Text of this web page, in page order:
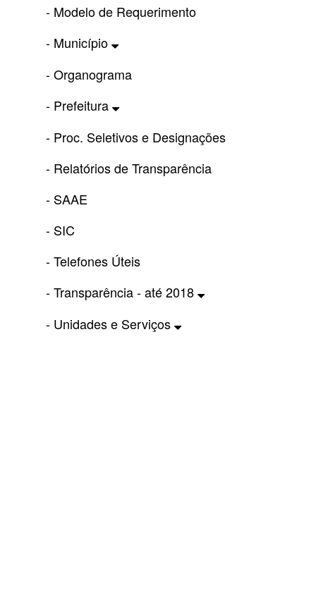
- Modelo de Requerimento
- Município
- Organograma
- Prefeitura
- Proc. Seletivos e Designações
- Relatórios de Transparência
- SAAE
- SIC
- Telefones Úteis
- Transparência - até 2018
- Unidades e Serviços